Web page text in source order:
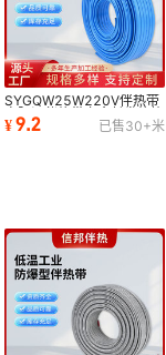
SYGQW25W220V伴热带
自限温伴热带寿命长发热均
匀防冻融雪厂家直销
¥9.2 已售30+米